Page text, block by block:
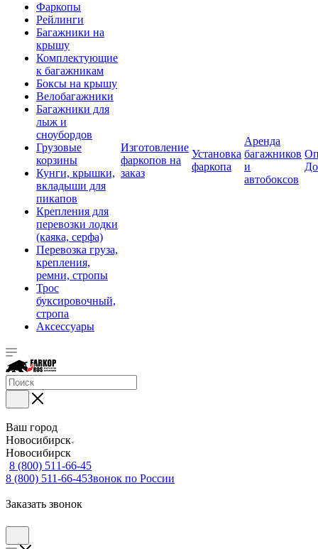
Фаркопы
Рейлинги
Багажники на
крышу
Комплектующие
к багажникам
Боксы на крышу
Велобагажники
Багажники для
лыж и
сноубордов
Грузовые
корзины
Кунги, крышки,
вкладыши для
пикапов
Крепления для
перевозки лодки
(каяка, серфа)
Перевозка груза,
крепления,
ремни, стропы
Трос
буксировочный,
стропа
Аксессуары
Изготовление
фаркопов на
заказ
Установка
фаркопа
Аренда
багажников
и
автобоксов
Ваш город
Новосибирск
Новосибирск
8 (800) 511-66-45
8 (800) 511-66-45Звонок по России
Заказать звонок